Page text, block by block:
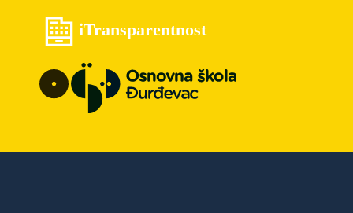
iTransparentnost